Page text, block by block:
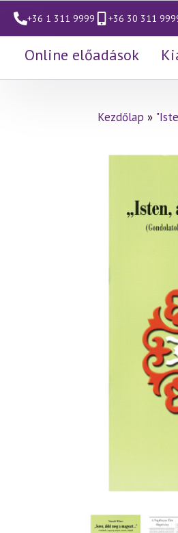
+36 1 311 9999 +36 30 311
Online előadások
Kezdőlap »
Váradi